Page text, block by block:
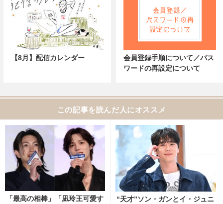
【8月】配信カレンダー
会員登録手順について／パス
ワードの再設定について
この記事を読んだ人にオススメ
「最高の相棒」「凪玲王可愛す
“天才”ソン・ガンとイ・ジュニ